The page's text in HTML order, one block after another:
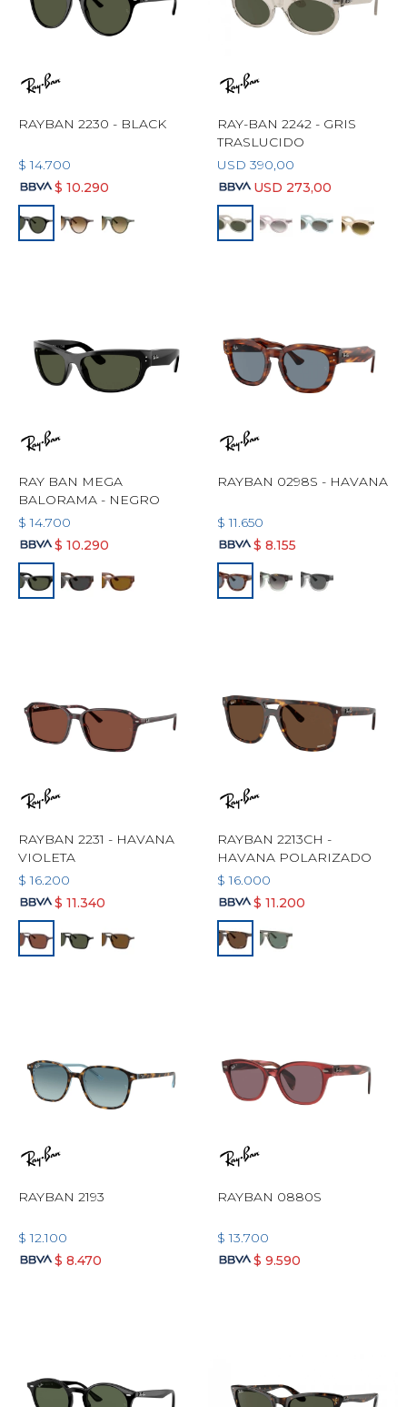
RAYBAN 2230 - BLACK
$ 14.700
$ 10.290
RAY-BAN 2242 - GRIS
TRASLUCIDO
USD 390,00
USD 273,00
RAY BAN MEGA
BALORAMA - NEGRO
$ 14.700
$ 10.290
RAYBAN 0298S - HAVANA
$ 11.650
$ 8.155
RAYBAN 2231 - HAVANA
VIOLETA
$ 16.200
$ 11.340
RAYBAN 2213CH -
HAVANA POLARIZADO
$ 16.000
$ 11.200
RAYBAN 2193
$ 12.100
$ 8.470
RAYBAN 0880S
$ 13.700
$ 9.590